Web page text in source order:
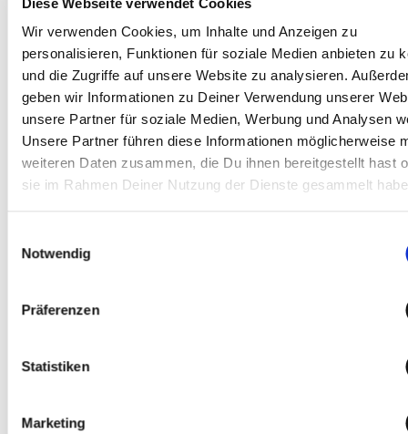
Wir verwenden Cookies, um Inhalte und Anzeigen zu
personalisieren, Funktionen für soziale Medien anbieten zu
und die Zugriffe auf unsere Website zu analysieren.
geben wir Informationen zu Deiner Verwendung unserer
unsere Partner für soziale Medien, Werbung und Analysen
Unsere Partner führen diese Informationen möglicherweise
weiteren Daten zusammen, die Du ihnen bereitgestellt hast
sie im Rahmen Deiner Nutzung der Dienste gesammelt
Notwendig
Präferenzen
Statistiken
Marketing
Alina
Je vis mon rêve avec Ha-Ra parce que je peux facilement faire